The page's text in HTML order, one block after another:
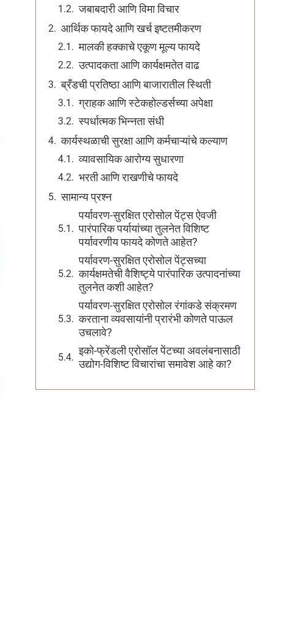
जबाबदारी आणि विमा विचार
आर्थिक फायदे आणि खर्च इष्टतमीकरण
मालकी हक्काचे एकूण मूल्य फायदे
उत्पादकता आणि कार्यक्षमतेत वाढ
ब्रँडची प्रतिष्ठा आणि बाजारातील स्थिती
ग्राहक आणि स्टेकहोल्डर्सच्या अपेक्षा
स्पर्धात्मक भिन्नता संधी
कार्यस्थळाची सुरक्षा आणि कर्मचाऱ्यांचे कल्याण
व्यावसायिक आरोग्य सुधारणा
भरती आणि राखणीचे फायदे
सामान्य प्रश्न
पर्यावरण-सुरक्षित एरोसोल पेंट्स ऐवजी
पारंपारिक पर्यायांच्या तुलनेत विशिष्ट
पर्यावरणीय फायदे कोणते आहेत?
पर्यावरण-सुरक्षित एरोसोल पेंट्सच्या
कार्यक्षमतेची वैशिष्ट्ये पारंपारिक उत्पादनांच्या
तुलनेत कशी आहेत?
पर्यावरण-सुरक्षित एरोसोल रंगांकडे संक्रमण
करताना व्यवसायांनी प्रारंभी कोणते पाऊल
उचलावे?
इको-फ्रेंडली एरोसॉल पेंटच्या अवलंबनासाठी
उद्योग-विशिष्ट विचारांचा समावेश आहे का?